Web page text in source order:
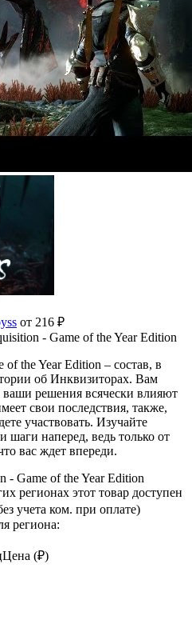
от 216 ₽
- Game of the Year Edition
the Year Edition – состав, в
об Инквизиторах. Вам
ваши решения всячески влияют
свои последствия, также,
участвовать. Изучайте
шаги наперед, ведь только от
вас ждет впереди.
- Game of the Year Edition
регионах этот товар доступен
учета ком. при оплате)
региона:
Цена (₽)